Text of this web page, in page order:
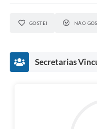
GOSTEI NÃO
Secretarias